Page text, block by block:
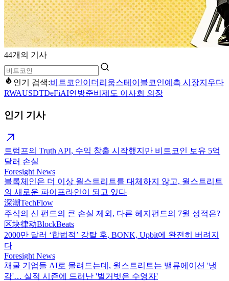
44개의 기사
인기 검색:비트코인이더리움스테이블코인예측 시장지우다
RWAUSDTDeFiAI연방준비제도 이사회 의장
인기 기사
트럼프의 Truth API, 수익 창출 시작했지만 비트코인 보유 5억
달러 손실
Foresight News
블록체인은 더 이상 월스트리트를 대체하지 않고, 월스트리트
의 새로운 파이프라인이 되고 있다
深潮TechFlow
주식의 신 펀드의 큰 손실 제외, 다른 헤지펀드의 7월 성적은?
区块律动BlockBeats
2000만 달러 ‘합법적’ 강탈 후, BONK, Upbit에 완전히 버려지
다
Foresight News
채굴 기업들 AI로 몰려드는데, 월스트리트는 밸류에이션 '냉
각'… 실적 시즌에 드러난 '벌거벗은 수영자'